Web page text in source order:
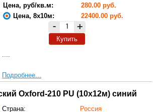
Цена, руб/кв.м:
280.00 руб.
Цена, 8х10м:
22400.00 руб.
- +
Купить
....
Подробнее...
Oxford-210 PU (10х12м) синий
Страна:
Россия